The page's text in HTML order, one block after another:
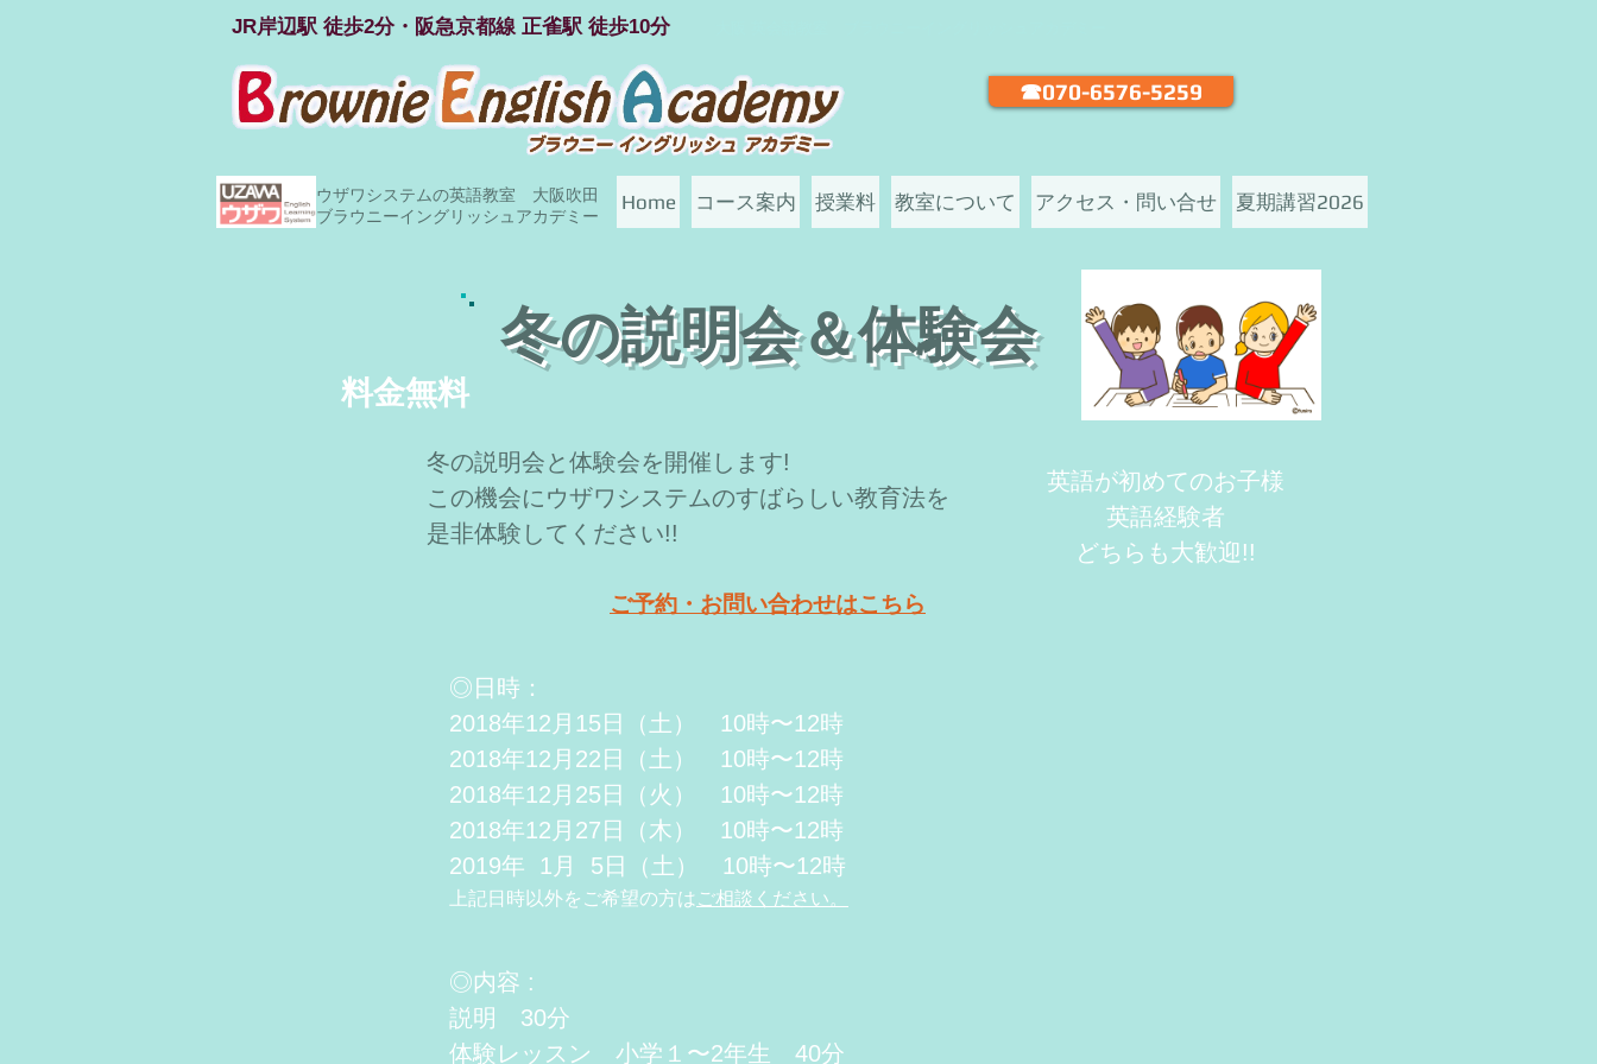
JR岸辺駅 徒歩2分・阪急京都線 正雀駅 徒歩10分
☎070-6576-5259
ウザワシステムの英語教室 大阪吹田
ブラウニーイングリッシュアカデミー
Home コース案内 授業料 教室について アクセス・問い合せ 夏期講習2026
料金無料
冬の説明会＆体験会
冬の説明会と体験会を開催します!
この機会にウザワシステムのすばらしい教育法を
是非体験してください!!
英語が初めてのお子様
英語経験者
どちらも大歓迎!!
ご予約・お問い合わせはこちら
◎日時：
2018年12月15日（土） 10時〜12時
2018年12月22日（土） 10時〜12時
2018年12月25日（火） 10時〜12時
2018年12月27日（木） 10時〜12時
2019年 1月 5日（土） 10時〜12時
上記日時以外をご希望の方は ご相談ください。
◎内容 :
説明 30分
体験レッスン 小学１〜2年生 40分